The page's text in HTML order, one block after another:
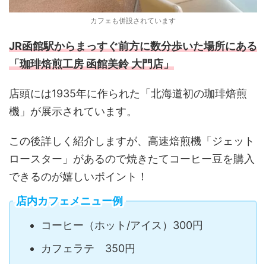
カフェも併設されています
JR函館駅からまっすぐ前方に数分歩いた場所にある
「珈琲焙煎工房 函館美鈴 大門店」
店頭には1935年に作られた「北海道初の珈琲焙煎
機」が展示されています。
この後詳しく紹介しますが、高速焙煎機「ジェット
ロースター」があるので焼きたてコーヒー豆を購入
できるのが嬉しいポイント！
店内カフェメニュー例
コーヒー（ホット/アイス）300円
カフェラテ 350円